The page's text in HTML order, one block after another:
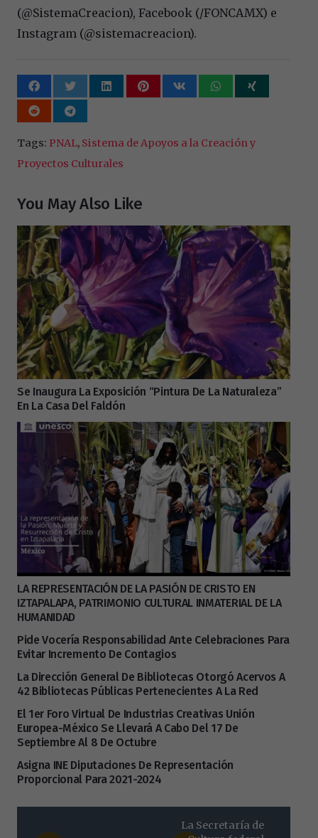
(@SistemaCreacion), Facebook (/FONCAMX) e
Instagram (@sistemacreacion).
Tags: PNAL, Sistema de Apoyos a la Creación y
Proyectos Culturales
You May Also Like
Se Inaugura La Exposición “Pintura De La Naturaleza”
En La Casa Del Faldón
LA REPRESENTACIÓN DE LA PASIÓN DE CRISTO EN
IZTAPALAPA, PATRIMONIO CULTURAL INMATERIAL DE LA
HUMANIDAD
Pide Vocería Responsabilidad Ante Celebraciones Para
Evitar Incremento De Contagios
La Dirección General De Bibliotecas Otorgó Acervos A
42 Bibliotecas Públicas Pertenecientes A La Red
El 1er Foro Virtual De Industrias Creativas Unión
Europea-México Se Llevará A Cabo Del 17 De
Septiembre Al 8 De Octubre
Asigna INE Diputaciones De Representación
Proporcional Para 2021-2024
La Secretaría de